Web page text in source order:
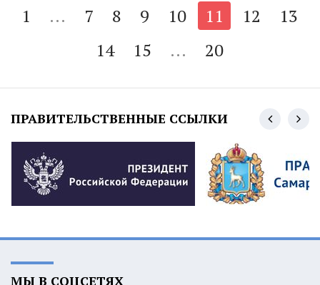
1 ... 7 8 9 10 11 12
13
14
15 ... 20
ПРАВИТЕЛЬСТВЕННЫЕ ССЫЛКИ
МЫ В СОЦСЕТЯХ